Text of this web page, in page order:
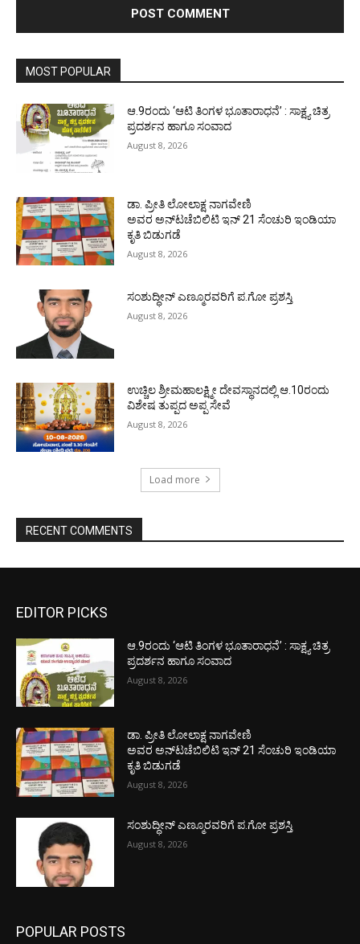
MOST POPULAR
ಆ.9ರಂದು ‘ಆಟಿ ತಿಂಗಳ ಭೂತಾರಾಧನೆ’ : ಸಾಕ್ಷ್ಯ ಚಿತ್ರ
ಪ್ರದರ್ಶನ ಹಾಗೂ ಸಂವಾದ
August 8, 2026
ಡಾ. ಪ್ರೀತಿ ಲೋಲಾಕ್ಷ ನಾಗವೇಣಿ
ಅವರ ಅನ್‌ಟಚೆಬಿಲಿಟಿ ಇನ್ 21 ಸೆಂಚುರಿ ಇಂಡಿಯಾ
ಕೃತಿ ಬಿಡುಗಡೆ
August 8, 2026
ಸಂಶುದ್ಧೀನ್ ಎಣ್ಮೂರವರಿಗೆ ಪ.ಗೋ ಪ್ರಶಸ್ತಿ
August 8, 2026
ಉಚ್ಚಿಲ ಶ್ರೀಮಹಾಲಕ್ಷ್ಮೀ ದೇವಸ್ಥಾನದಲ್ಲಿ ಆ.10ರಂದು
ವಿಶೇಷ ತುಪ್ಪದ ಅಪ್ಪ ಸೇವೆ
August 8, 2026
Load more
RECENT COMMENTS
EDITOR PICKS
ಆ.9ರಂದು ‘ಆಟಿ ತಿಂಗಳ ಭೂತಾರಾಧನೆ’ : ಸಾಕ್ಷ್ಯ ಚಿತ್ರ
ಪ್ರದರ್ಶನ ಹಾಗೂ ಸಂವಾದ
August 8, 2026
ಡಾ. ಪ್ರೀತಿ ಲೋಲಾಕ್ಷ ನಾಗವೇಣಿ
ಅವರ ಅನ್‌ಟಚೆಬಿಲಿಟಿ ಇನ್ 21 ಸೆಂಚುರಿ ಇಂಡಿಯಾ
ಕೃತಿ ಬಿಡುಗಡೆ
August 8, 2026
ಸಂಶುದ್ಧೀನ್ ಎಣ್ಮೂರವರಿಗೆ ಪ.ಗೋ ಪ್ರಶಸ್ತಿ
August 8, 2026
POPULAR POSTS